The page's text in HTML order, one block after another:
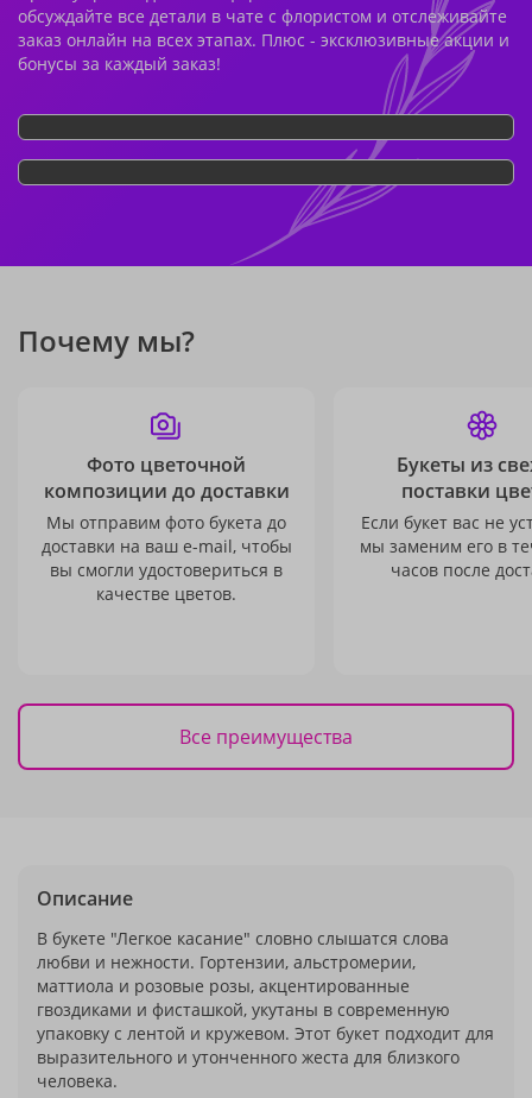
обсуждайте все детали в чате с флористом и отслеживайте
заказ онлайн на всех этапах. Плюс - эксклюзивные акции и
бонусы за каждый заказ!
Почему мы?
Фото цветочной
композиции до доставки
Мы отправим фото букета до
доставки на ваш e-mail, чтобы
вы смогли удостовериться в
качестве цветов.
Букеты из
поставки
Если букет вас не
мы заменим его в
часов после
Все преимущества
Описание
В букете "Легкое касание" словно слышатся слова
любви и нежности. Гортензии, альстромерии,
маттиола и розовые розы, акцентированные
гвоздиками и фисташкой, укутаны в современную
упаковку с лентой и кружевом. Этот букет подходит для
выразительного и утонченного жеста для близкого
человека.